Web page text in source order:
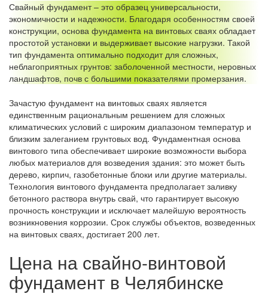
Свайный фундамент – это образец универсальности,
экономичности и надежности. Благодаря особенностям своей
конструкции, основа фундамента на винтовых сваях обладает
простотой установки и выдерживает высокие нагрузки. Такой
тип фундамента оптимально подходит для сложных,
неблагоприятных грунтов: заболоченной местности, неровных
ландшафтов, почв с большими показателями промерзания.
Зачастую фундамент на винтовых сваях является
единственным рациональным решением для сложных
климатических условий с широким диапазоном температур и
близким залеганием грунтовых вод. Фундаментная основа
винтового типа обеспечивает широкие возможности выбора
любых материалов для возведения здания: это может быть
дерево, кирпич, газобетонные блоки или другие материалы.
Технология винтового фундамента предполагает заливку
бетонного раствора внутрь свай, что гарантирует высокую
прочность конструкции и исключает малейшую вероятность
возникновения коррозии. Срок службы объектов, возведенных
на винтовых сваях, достигает 200 лет.
Цена на свайно-винтовой
фундамент в Челябинске